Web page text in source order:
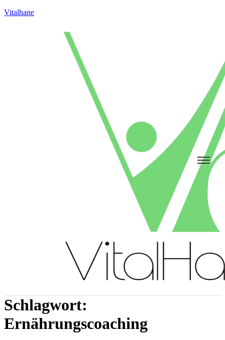
Vitalhane
Schlagwort:
Ernährungscoaching